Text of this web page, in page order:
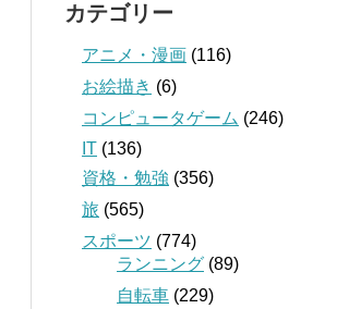
カテゴリー
アニメ・漫画 (116)
お絵描き (6)
コンピュータゲーム (246)
IT (136)
資格・勉強 (356)
旅 (565)
スポーツ (774)
ランニング (89)
自転車 (229)